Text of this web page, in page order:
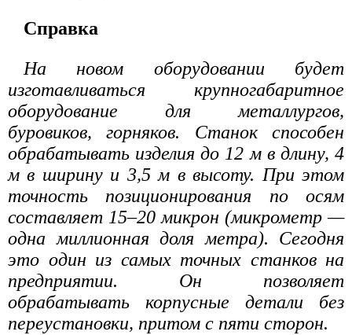
Справка
На новом оборудовании будет
изготавливаться крупногабаритное
оборудование для металлургов,
буровиков, горняков. Станок способен
обрабатывать изделия до 12 м в длину, 4
м в ширину и 3,5 м в высоту. При этом
точность позиционирования по осям
составляет 15–20 микрон (микрометр —
одна миллионная доля метра). Сегодня
это один из самых точных станков на
предприятии. Он позволяет
обрабатывать корпусные детали без
переустановки, притом с пяти сторон.